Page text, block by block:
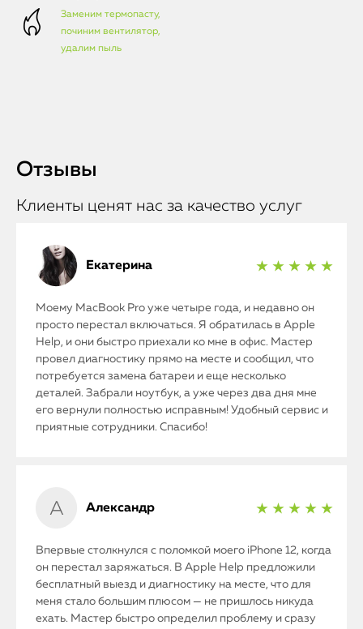
Заменим термопасту,
починим вентилятор,
удалим пыль
Отзывы
Клиенты ценят нас за качество услуг
Екатерина ★ ★ ★ ★ ★
Моему MacBook Pro уже четыре года, и недавно он
просто перестал включаться. Я обратилась в Apple
Help, и они быстро приехали ко мне в офис. Мастер
провел диагностику прямо на месте и сообщил, что
потребуется замена батареи и еще несколько
деталей. Забрали ноутбук, а уже через два дня мне
его вернули полностью исправным! Удобный сервис и
приятные сотрудники. Спасибо!
Александр ★ ★ ★ ★ ★
Впервые столкнулся с поломкой моего iPhone 12, когда
он перестал заряжаться. В Apple Help предложили
бесплатный выезд и диагностику на месте, что для
меня стало большим плюсом — не пришлось никуда
ехать. Мастер быстро определил проблему и сразу